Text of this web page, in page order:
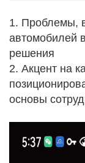
1. Проблемы,
автомобилей
решения
2. Акцент на
основы